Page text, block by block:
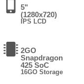
5"
(1280x720)
IPS LCD
2GO
Snapdragon
425 SoC
16GO Storage